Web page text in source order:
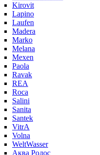
Kirovit
Lapino
Laufen
Madera
Marko
Melana
Mexen
Paola
Ravak
REA
Roca
Salini
Sanita
Santek
VitrA
Volna
WeltWasser
Аква Родос